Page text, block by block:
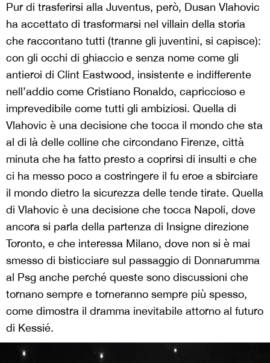
Pur di trasferirsi alla Juventus, però, Dusan Vlahovic
ha accettato di trasformarsi nel villain della storia
che raccontano tutti (tranne gli juventini, si capisce):
con gli occhi di ghiaccio e senza nome come gli
antieroi di Clint Eastwood, insistente e indifferente
nell’addio come Cristiano Ronaldo, capriccioso e
imprevedibile come tutti gli ambiziosi. Quella di
Vlahovic è una decisione che tocca il mondo che sta
al di là delle colline che circondano Firenze, città
minuta che ha fatto presto a coprirsi di insulti e che
ci ha messo poco a costringere il fu eroe a sbirciare
il mondo dietro la sicurezza delle tende tirate. Quella
di Vlahovic è una decisione che tocca Napoli, dove
ancora si parla della partenza di Insigne direzione
Toronto, e che interessa Milano, dove non si è mai
smesso di bisticciare sul passaggio di Donnarumma
al Psg anche perché queste sono discussioni che
tornano sempre e torneranno sempre più spesso,
come dimostra il dramma inevitabile attorno al futuro
di Kessié.